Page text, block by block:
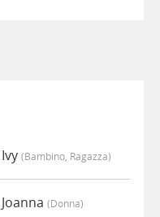
(bambino, Ragazza)
(donna)